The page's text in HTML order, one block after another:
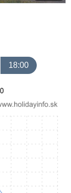
18:00